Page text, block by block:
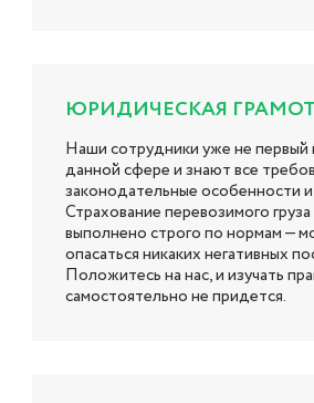
ЮРИДИЧЕСКАЯ
Наши сотрудники уже не первый
данной сфере и знают все
законодательные особенности
Страхование перевозимого
выполнено строго по нормам —
опасаться никаких негативных
Положитесь на нас, и изучать
самостоятельно не придется.